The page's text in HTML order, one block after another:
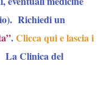
Richiedi un
.Clicca qui e lascia i
La Clinica del